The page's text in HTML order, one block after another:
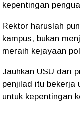
kepentingan
Rektor haruslah
kampus, bukan
meraih kejayaan
Jauhkan USU dari
penjilad itu bekerja
untuk kepentingan